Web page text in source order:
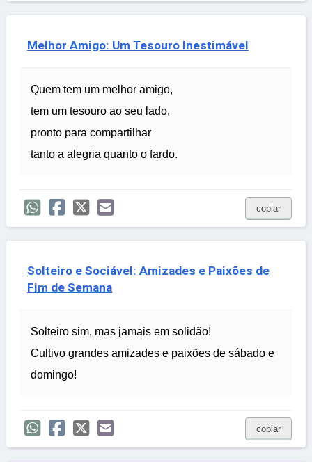
Melhor Amigo: Um Tesouro Inestimável
Quem tem um melhor amigo,
tem um tesouro ao seu lado,
pronto para compartilhar
tanto a alegria quanto o fardo.
copiar
Solteiro e Sociável: Amizades e Paixões de
Fim de Semana
Solteiro sim, mas jamais em solidão!
Cultivo grandes amizades e paixões de sábado e
domingo!
copiar